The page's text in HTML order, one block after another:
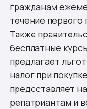
гражданам
течение первого
Также
бесплатные
предлагает
налог при
предоставляет
репатриантам и